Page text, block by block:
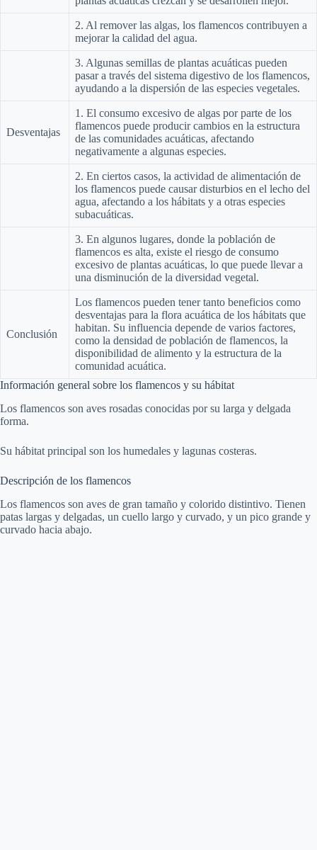
2. Al remover las algas, los flamencos contribuyen a
mejorar la calidad del agua.
3. Algunas semillas de plantas acuáticas pueden
pasar a través del sistema digestivo de los flamencos,
ayudando a la dispersión de las especies vegetales.
Desventajas
1. El consumo excesivo de algas por parte de los
flamencos puede producir cambios en la estructura
de las comunidades acuáticas, afectando
negativamente a algunas especies.
2. En ciertos casos, la actividad de alimentación de
los flamencos puede causar disturbios en el lecho del
agua, afectando a los hábitats y a otras especies
subacuáticas.
3. En algunos lugares, donde la población de
flamencos es alta, existe el riesgo de consumo
excesivo de plantas acuáticas, lo que puede llevar a
una disminución de la diversidad vegetal.
Conclusión
Los flamencos pueden tener tanto beneficios como
desventajas para la flora acuática de los hábitats que
habitan. Su influencia depende de varios factores,
como la densidad de población de flamencos, la
disponibilidad de alimento y la estructura de la
comunidad acuática.
Información general sobre los flamencos y su hábitat
Los flamencos son aves rosadas conocidas por su larga y delgada
forma.
Su hábitat principal son los humedales y lagunas costeras.
Descripción de los flamencos
Los flamencos son aves de gran tamaño y colorido distintivo. Tienen
patas largas y delgadas, un cuello largo y curvado, y un pico grande y
curvado hacia abajo.